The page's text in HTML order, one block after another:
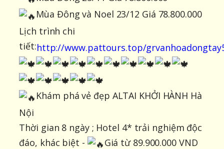
Mùa Đông và Noel 23/12 Giá 78.800.000
Lịch trình chi
tiết:http://www.pattours.top/
Khám phá vẻ đẹp ALTAI KHỞI HÀNH Hà
Nội
Thời gian 8 ngày ; Hotel 4* trải nghiệm độc
đáo, khác biệt -
Giá từ 89.900.000 VND